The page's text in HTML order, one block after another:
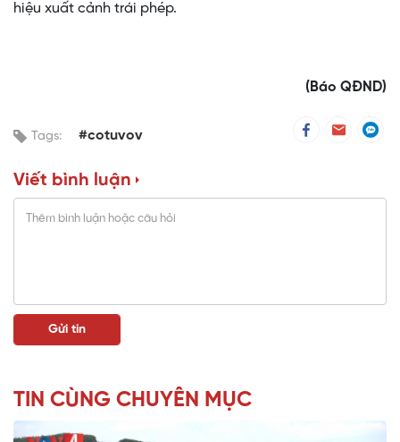
hiệu xuất cảnh trái phép.
(Báo QĐND)
Tags: #cotuvov
Viết bình luận
TIN CÙNG CHUYÊN MỤC